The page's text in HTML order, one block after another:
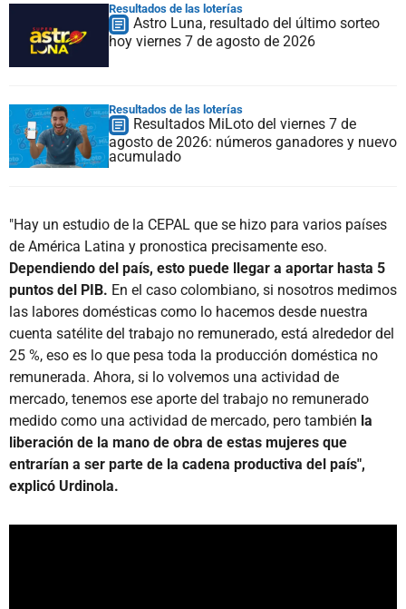
Resultados de las loterías
Astro Luna, resultado del último sorteo
hoy viernes 7 de agosto de 2026
Resultados de las loterías
Resultados MiLoto del viernes 7 de
agosto de 2026: números ganadores y nuevo
acumulado
"Hay un estudio de la CEPAL que se hizo para varios países
de América Latina y pronostica precisamente eso.
Dependiendo del país, esto puede llegar a aportar hasta 5
puntos del PIB. En el caso colombiano, si nosotros medimos
las labores domésticas como lo hacemos desde nuestra
cuenta satélite del trabajo no remunerado, está alrededor del
25 %, eso es lo que pesa toda la producción doméstica no
remunerada. Ahora, si lo volvemos una actividad de
mercado, tenemos ese aporte del trabajo no remunerado
medido como una actividad de mercado, pero también la
liberación de la mano de obra de estas mujeres que
entrarían a ser parte de la cadena productiva del país",
explicó Urdinola.